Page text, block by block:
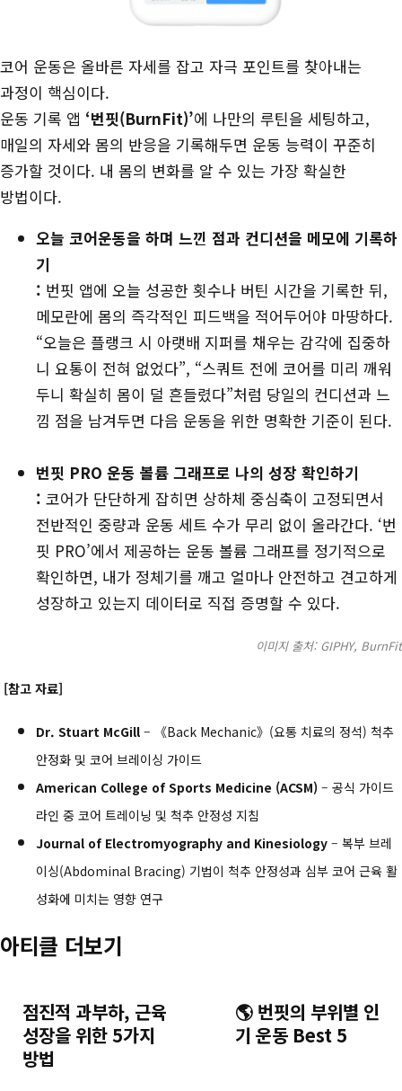
코어 운동은 올바른 자세를 잡고 자극 포인트를 찾아내는
과정이 핵심이다.
운동 기록 앱 ‘번핏(BurnFit)’에 나만의 루틴을 세팅하고,
매일의 자세와 몸의 반응을 기록해두면 운동 능력이 꾸준히
증가할 것이다. 내 몸의 변화를 알 수 있는 가장 확실한
방법이다.
오늘 코어운동을 하며 느낀 점과 컨디션을 메모에 기록하
기
: 번핏 앱에 오늘 성공한 횟수나 버틴 시간을 기록한 뒤,
메모란에 몸의 즉각적인 피드백을 적어두어야 마땅하다.
“오늘은 플랭크 시 아랫배 지퍼를 채우는 감각에 집중하
니 요통이 전혀 없었다”, “스쿼트 전에 코어를 미리 깨워
두니 확실히 몸이 덜 흔들렸다”처럼 당일의 컨디션과 느
낌 점을 남겨두면 다음 운동을 위한 명확한 기준이 된다.
번핏 PRO 운동 볼륨 그래프로 나의 성장 확인하기
: 코어가 단단하게 잡히면 상하체 중심축이 고정되면서
전반적인 중량과 운동 세트 수가 무리 없이 올라간다. ‘번
핏 PRO’에서 제공하는 운동 볼륨 그래프를 정기적으로
확인하면, 내가 정체기를 깨고 얼마나 안전하고 견고하게
성장하고 있는지 데이터로 직접 증명할 수 있다.
이미지 출처: GIPHY, BurnFit
[참고 자료]
Dr. Stuart McGill – 《Back Mechanic》(요통 치료의 정석) 척추
안정화 및 코어 브레이싱 가이드
American College of Sports Medicine (ACSM) – 공식 가이드
라인 중 코어 트레이닝 및 척추 안정성 지침
Journal of Electromyography and Kinesiology – 복부 브레
이싱(Abdominal Bracing) 기법이 척추 안정성과 심부 코어 근육 활
성화에 미치는 영향 연구
아티클 더보기
점진적 과부하, 근육
성장을 위한 5가지
방법
🌎 번핏의 부위별 인
기 운동 Best 5